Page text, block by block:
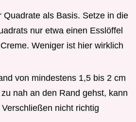
Quadrate als Basis. Setze in die
nur etwa einen Esslöffel
Weniger ist hier wirklich
von mindestens 1,5 bis 2 cm
nah an den Rand gehst, kann
nicht richtig